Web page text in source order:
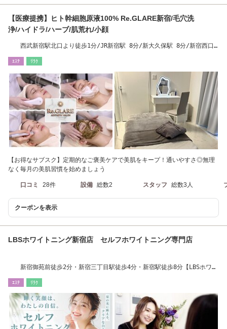
【医療提携】ヒト幹細胞原液100% Re.GLARE新宿/毛穴洗
浄/ハイドラ/ハーブ/肌荒れ/小顔
西武新宿駅北口より徒歩1分/JR新宿駅 8分/新大久保駅 8分/新宿西口
ｴｽﾃ ﾘﾗｸ
【お得なサブスク】定期的なご褒美ケアで美肌をキープ！通いやすさ◎無理
なく毎月の美肌習慣を始めましょう
口コミ 28件 設備 総数2 スタッフ 総数3人
クーポンを表示
LBSホワイトニング新宿店 セルフホワイトニング専門店
新宿御苑前徒歩2分・新宿三丁目駅徒歩4分・新宿駅徒歩8分【LBSホワイ
ｴｽﾃ ﾘﾗｸ